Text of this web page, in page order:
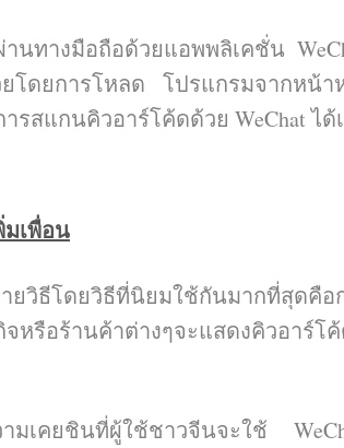
นทางมือถือด้วยแอพพลิเคชั่น
ยโดยการโหลด โปรแกรมจากหน้
รสแกนคิวอาร์โค้ดด้วย WeChat ได้
เพื่อน
ายวิธีโดยวิธีที่นิยมใช้กันมากที่สุด
จหรือร้านค้าต่างๆจะแสดงคิวอาร์
ามเคยชินที่ผู้ใช้ชาวจีนจะใช้